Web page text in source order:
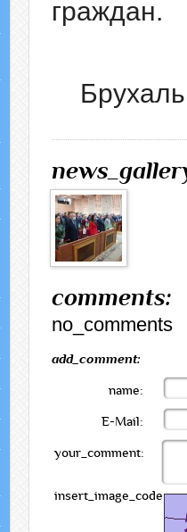
граждан.
comments:
no_comments
add_comment:
name:
E-Mail:
your_comment:
insert_image_code: